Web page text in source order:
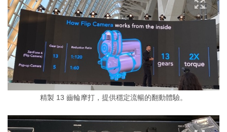
精製 13 齒輪摩打，提供穩定流暢的翻動體驗。